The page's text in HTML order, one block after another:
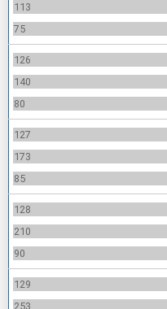
113
75
126
140
80
127
173
85
128
210
90
129
253